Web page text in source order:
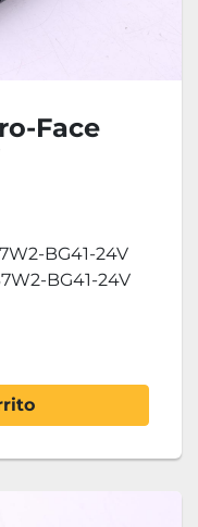
Face
BG41-24V
BG41-24V